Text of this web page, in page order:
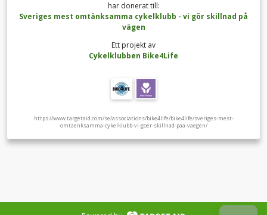
har donerat till:
Sveriges mest omtänksamma cykelklubb - vi gör skillnad på
vägen
Ett projekt av
Cykelklubben Bike4Life
https://www.targetaid.com/se/associations/bike4life/bike4life/sveriges-mest-
omtaenksamma-cykelklubb-vi-goer-skillnad-paa-vaegen/